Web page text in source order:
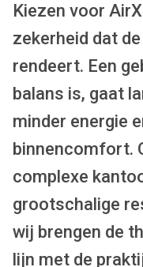
Kiezen voor
zekerheid dat
rendeert. Een
balans is, gaat
minder energie
binnencomfort.
complexe
grootschalige
wij brengen de
lijn met de